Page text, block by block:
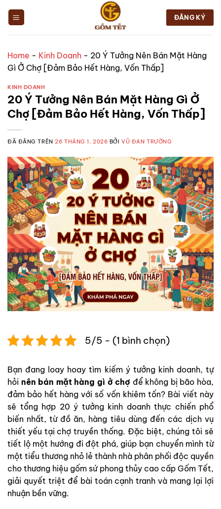
đến
ĐĂNG KÝ
Home - Kinh Doanh - 20 Ý Tưởng Nên Bán Mặt Hàng
Gì Ở Chợ [Đảm Bảo Hết Hàng, Vốn Thấp]
KINH DOANH
20 Ý Tưởng Nên Bán Mặt Hàng Gì Ở
Chợ [Đảm Bảo Hết Hàng, Vốn Thấp]
ĐÃ ĐĂNG TRÊN 26 THÁNG 1, 2026 BỞIVŨ ĐAN TRƯỜNG
5/5 - (1 bình chọn)
Bạn đang loay hoay tìm kiếm ý tưởng kinh doanh, tự
hỏi nên bán mặt hàng gì ở chợ để không bị bão hòa,
đảm bảo hết hàng với số vốn khiêm tốn? Bài viết này
sẽ tổng hợp 20 ý tưởng kinh doanh thực chiến phổ
biến nhất, từ đồ ăn, hàng tiêu dùng đến các dịch vụ
thiết yếu tại chợ truyền thống. Đặc biệt, chúng tôi sẽ
tiết lộ một hướng đi đột phá, giúp bạn chuyển mình từ
một tiểu thương nhỏ lẻ thành nhà phân phối độc quyền
cho thương hiệu gốm sứ phong thủy cao cấp Gốm Tết,
giải quyết triệt để bài toán cạnh tranh và mang lại lợi
nhuận bền vững.